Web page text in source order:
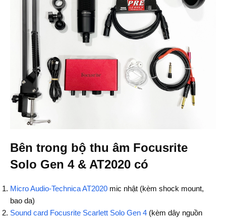
Bên trong bộ thu âm Focusrite
Solo Gen 4 & AT2020 có
Micro Audio-Technica AT2020 mic nhật (kèm shock mount,
bao da)
Sound card Focusrite Scarlett Solo Gen 4 (kèm dây nguồn